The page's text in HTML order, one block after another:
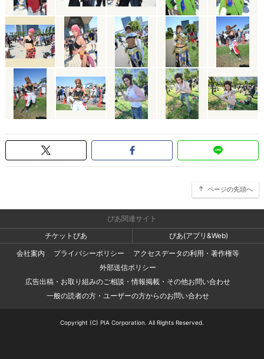
ページの先頭へ
ぴあ関連サイト
チケットぴあ
ぴあ(アプリ&Web)
会社案内
プライバシーポリシー
アクセスデータの利用・著作権等
外部送信ポリシー
広告出稿・お取り組みのご相談・情報掲載・その他お問い合わせ
一般の読者の方・ユーザーの方からのお問い合わせ
Copyright (C) PIA Corporation. All Rights Reserved.